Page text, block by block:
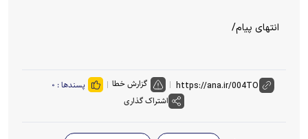
انتهای پیام/
گزارش خطا پسندها : ۰
اشتراک گذاری